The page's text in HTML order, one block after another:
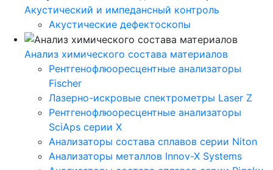
Акустический и импедансный контроль
Акустические дефектоскопы
Анализ химического состава материалов
Рентгенофлюоресцентные анализаторы
Fischer
Лазерно-искровые спектрометры Laser Z
Рентгенофлюоресцентные анализаторы
SciAps серии Х
Анализаторы состава сплавов серии Niton
Анализаторы металлов Innov-X Systems